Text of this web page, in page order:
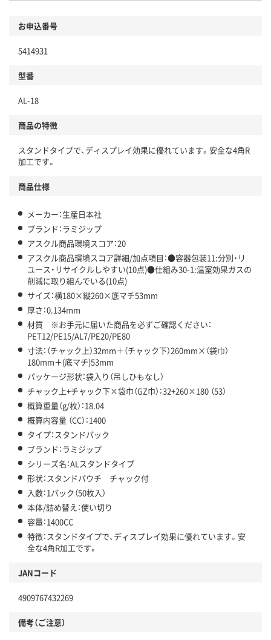
本体
仕組
この商品の環境配慮ポイントです。下記商品詳細「
アスクル商品環境スコア詳細／加点項目
お申込番号
5414931
型番
AL-18
商品の特徴
スタンドタイプで、ディスプレイ効果に優れています。安全な4角R
加工です。
商品仕様
メーカー：生産日本社
ブランド：ラミジップ
アスクル商品環境スコア：20
アスクル商品環境スコア詳細/加点項目：●容器包装11:分別・リ
ユース・リサイクルしやすい(10点)●仕組み30-1:温室効果ガスの
削減に取り組んでいる(10点)
サイズ：横180×縦260×底マチ53mm
厚さ：0.134mm
材質 ※お手元に届いた商品を必ずご確認ください：
PET12/PE15/AL7/PE20/PE80
寸法：（チャック上）32mm＋（チャック下）260mm×（袋巾）
180mm＋(底マチ)53mm
パッケージ形状：袋入り（吊しひもなし）
チャック上+チャック下×袋巾（GZ巾）：32+260×180 （53）
概算重量（g/枚）：18.04
概算内容量 （CC）：1400
タイプ：スタンドパック
ブランド：ラミジップ
シリーズ名：ALスタンドタイプ
形状：スタンドパウチ チャック付
入数：1パック（50枚入）
本体/詰め替え：使い切り
容量：1400CC
特徴：スタンドタイプで、ディスプレイ効果に優れています。安
全な4角R加工です。
JANコード
4909767432269
備考（ご注意）